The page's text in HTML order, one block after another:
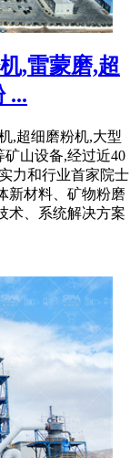
,雷蒙磨,超
...
,超细磨粉机,大型
山设备,经过近40
力和行业首家院士
新材料、矿物粉磨
术、系统解决方案